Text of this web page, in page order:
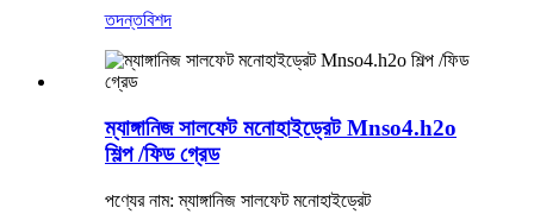
তদন্তবিশদ
ম্যাঙ্গানিজ সালফেট মনোহাইড্রেট Mnso4.h2o
শিল্প /ফিড গ্রেড
পণ্যের নাম: ম্যাঙ্গানিজ সালফেট মনোহাইড্রেট